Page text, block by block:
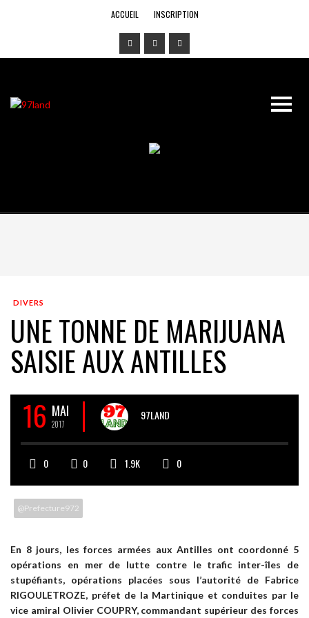
ACCUEIL INSCRIPTION
DIVERS
UNE TONNE DE MARIJUANA
SAISIE AUX ANTILLES
16 MAI
2017
97LAND
0 0 1.9K 0
@Prefecture972
En 8 jours, les forces armées aux Antilles ont coordonné 5
opérations en mer de lutte contre le trafic inter-îles de
stupéfiants, opérations placées sous l’autorité de Fabrice
RIGOULETROZE, préfet de la Martinique et conduites par le
vice amiral Olivier COUPRY, commandant supérieur des forces